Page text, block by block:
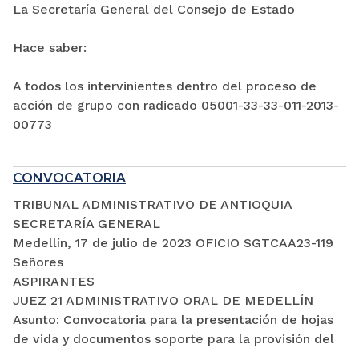
La Secretaría General del Consejo de Estado
Hace saber:
A todos los intervinientes dentro del proceso de
acción de grupo con radicado 05001-33-33-011-2013-
00773
CONVOCATORIA
TRIBUNAL ADMINISTRATIVO DE ANTIOQUIA
SECRETARÍA GENERAL
Medellín, 17 de julio de 2023 OFICIO SGTCAA23-119
Señores
ASPIRANTES
JUEZ 21 ADMINISTRATIVO ORAL DE MEDELLÍN
Asunto: Convocatoria para la presentación de hojas
de vida y documentos soporte para la provisión del